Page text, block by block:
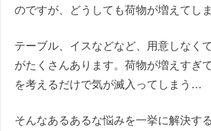
のですが、どうしても荷物が増えてし
テーブル、イスなどなど、用意しなく
がたくさんあります。荷物が増えすぎ
を考えるだけで気が滅入ってしまう…
そんなあるあるな悩みを一挙に解決す